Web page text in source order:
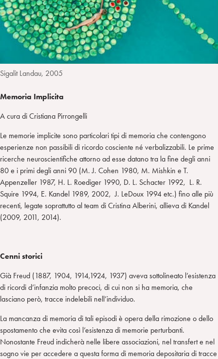
r
Sigalit Landau, 2005
Memoria Implicita
A cura di Cristiana Pirrongelli
Le memorie implicite sono particolari tipi di memoria che contengono
esperienze non passibili di ricordo cosciente né verbalizzabili. Le prime
ricerche neuroscientifiche attorno ad esse datano tra la fine degli anni
80 e i primi degli anni 90 (M. J. Cohen 1980, M. Mishkin e T.
Appenzeller 1987, H. L. Roediger 1990, D. L. Schacter 1992, L. R.
Squire 1994, E. Kandel 1989, 2002, J. LeDoux 1994 etc.) fino alle più
recenti, legate soprattutto al team di Cristina Alberini, allieva di Kandel
(2009, 2011, 2014).
Cenni storici
Già Freud (1887, 1904, 1914,1924, 1937) aveva sottolineato l’esistenza
di ricordi d’infanzia molto precoci, di cui non si ha memoria, che
lasciano però, tracce indelebili nell’individuo.
La mancanza di memoria di tali episodi è opera della rimozione o dello
spostamento che evita così l’esistenza di memorie perturbanti.
Nonostante Freud indicherà nelle libere associazioni, nel transfert e nel
sogno vie per accedere a questa forma di memoria depositaria di tracce